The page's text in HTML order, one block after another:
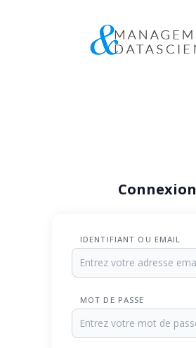
Connexion
IDENTIFIANT OU EMAIL
MOT DE PASSE